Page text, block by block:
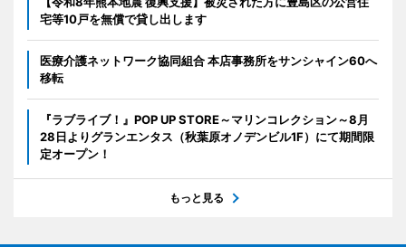
宅等10戸を無償で貸し出します
医療介護ネットワーク協同組合 本店事務所をサンシャイン60へ
移転
『ラブライブ！』POP UP STORE～マリンコレクション～8月
28日よりグランエンタス（秋葉原オノデンビル1F）にて期間限
定オープン！
もっと見る